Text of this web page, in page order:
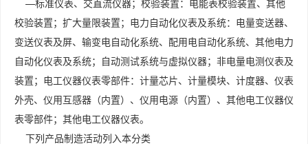
—标准仪表、交直流仪器；校验装置：电能表校验装置、其他
校验装置；扩大量限装置；电力自动化仪表及系统：电量变送器、
变送仪表及屏、输变电自动化系统、配用电自动化系统、其他电力
自动化仪表及系统；自动测试系统与虚拟仪器；非电量电测仪表及
装置；电工仪器仪表零部件：计量芯片、计量模块、计度器、仪表
外壳、仪用互感器（内置）、仪用电源（内置）、其他电工仪器仪
表零部件；其他电工仪器仪表。
下列产品制造活动列入本分类